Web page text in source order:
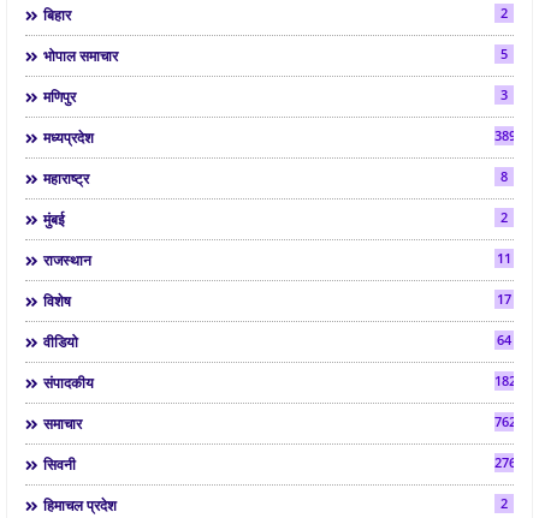
बिहार 2
भोपाल समाचार 5
मणिपुर 3
मध्यप्रदेश 3892
महाराष्ट्र 8
मुंबई 2
राजस्थान 11
विशेष 17
वीडियो 64
संपादकीय 182
समाचार 7624
सिवनी 2763
हिमाचल प्रदेश 2